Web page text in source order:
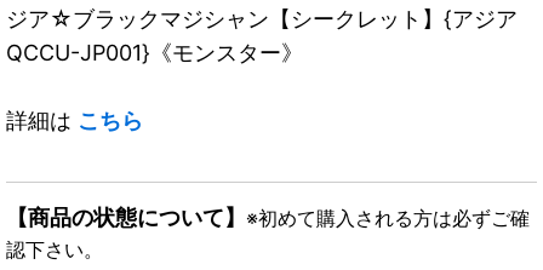
ジア☆ブラックマジシャン【シークレット】{アジア
QCCU-JP001}《モンスター》
詳細は こちら
【商品の状態について】 ※初めて購入される方は必ずご確
認下さい。